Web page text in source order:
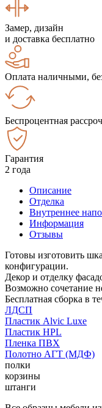
Замер, дизайн
и доставка бесплатно
Оплата наличными,
Беспроцентная
Гарантия
2 года
Описание
Отделка
Внутреннее
Информация
Отзывы
Готовы изготовить
конфигурации.
Декор и отделку
Возможно сочетание
Бесплатная сборка в
ЛДСП
Пластик Alvic Luxe
Пластик HPL
Пленка ПВХ
Полотно АГТ (МДФ)
полки
корзины
штанги